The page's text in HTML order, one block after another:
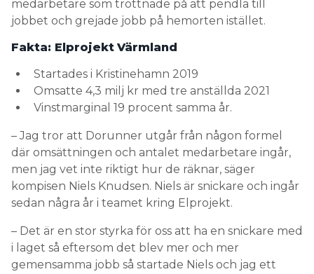
medarbetare som tröttnade på att pendla till
jobbet och grejade jobb på hemorten istället.
Fakta: Elprojekt Värmland
Startades i Kristinehamn 2019
Omsatte 4,3 milj kr med tre anställda 2021
Vinstmarginal 19 procent samma år.
– Jag tror att Dorunner utgår från någon formel
där omsättningen och antalet medarbetare ingår,
men jag vet inte riktigt hur de räknar, säger
kompisen Niels Knudsen. Niels är snickare och ingår
sedan några år i teamet kring Elprojekt.
– Det är en stor styrka för oss att ha en snickare med
i laget så eftersom det blev mer och mer
gemensamma jobb så startade Niels och jag ett